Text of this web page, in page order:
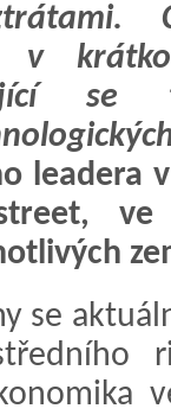
se
leadera
ve
se